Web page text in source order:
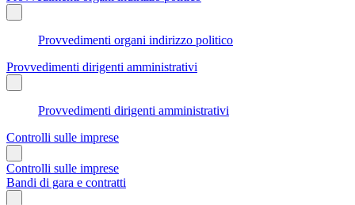
Provvedimenti organi indirizzo politico
Provvedimenti dirigenti amministrativi
Provvedimenti dirigenti amministrativi
Controlli sulle imprese
Controlli sulle imprese
Bandi di gara e contratti